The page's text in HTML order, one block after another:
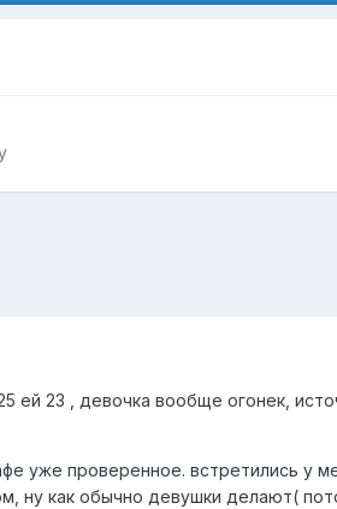
ей 23 , девочка вообще огонек,
уже проверенное. встретились у
ну как обычно девушки делают(